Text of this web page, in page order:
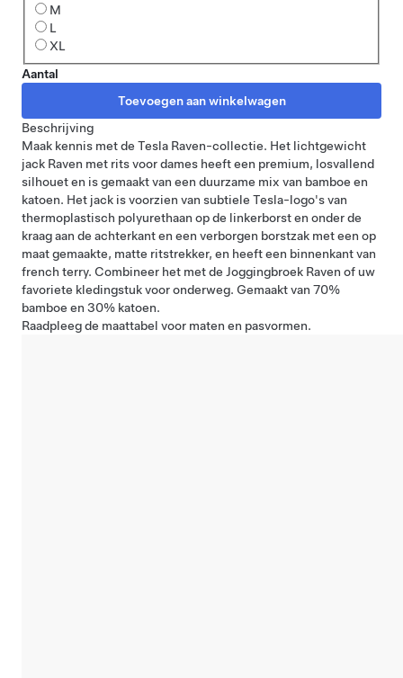
M
L
XL
Aantal
Beschrijving
Maak kennis met de Tesla Raven-collectie. Het lichtgewicht
jack Raven met rits voor dames heeft een premium, losvallend
silhouet en is gemaakt van een duurzame mix van bamboe en
katoen. Het jack is voorzien van subtiele Tesla-logo's van
thermoplastisch polyurethaan op de linkerborst en onder de
kraag aan de achterkant en een verborgen borstzak met een op
maat gemaakte, matte ritstrekker, en heeft een binnenkant van
french terry. Combineer het met de Joggingbroek Raven of uw
favoriete kledingstuk voor onderweg. Gemaakt van 70%
bamboe en 30% katoen.
Raadpleegde maattabel voor maten en pasvormen.